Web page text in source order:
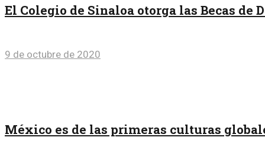
El Colegio de Sinaloa otorga las Becas de
9 de octubre de 2020
México es de las primeras culturas